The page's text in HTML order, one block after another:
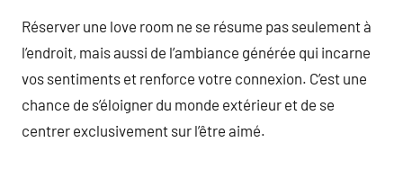
Réserver une love room ne se résume pas seulement à
l’endroit, mais aussi de l’ambiance générée qui incarne
vos sentiments et renforce votre connexion. C’est une
chance de s’éloigner du monde extérieur et de se
centrer exclusivement sur l’être aimé.